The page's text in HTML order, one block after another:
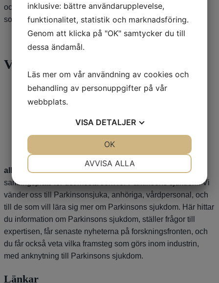
också vara balanssvårigheter och nedsatt känsel i fötterna
som kan ge yrselkänsla.
Våra sponsorer
alltomparkinson.seär en webbsida med syftet att vara en
samlingsplats för det mesta som rör Parkinsons sjukdom. Vi
vänder oss till Parkinsonsjuka, anhöriga, vårdpersonal, och
till de som vill lära sig mer om Parkinsons sjukdom. Här hittar
du information om Parkinsons sjukdom, ställer frågor till
expertisen, får senaste nyheterna på forskningsfronten, och
du får också veta vilka framsteg som görs inom industrin,
med anknytning till Parkinsons sjukdom.
Länkar
inklusive: bättre användarupplevelse,
funktionalitet, statistik och marknadsföring.
Genom att klicka på "OK" samtycker du till
dessa ändamål.
Läs mer om vår användning av cookies och
behandling av personuppgifter på vår
webbplats.
VISA DETALJER
MARKNADSFÖRING STATISTIK
AVVISA ALLA
OK